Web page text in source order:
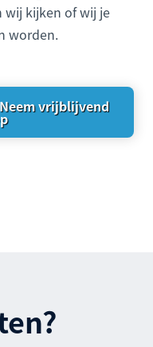
wij kijken of wij je
worden.
vrijblijvend